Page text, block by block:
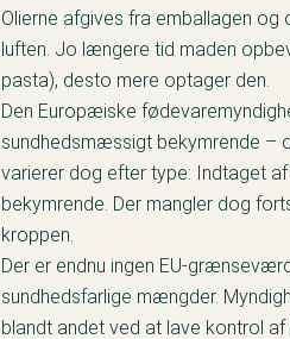
Olierne afgives fra emballagen
luften. Jo længere tid maden
pasta), desto mere optager den.
Den Europæiske
sundhedsmæssigt bekymrende –
varierer dog efter type: Indtaget af
bekymrende. Der mangler dog
kroppen.
Der er endnu ingen EU-
sundhedsfarlige mængder.
blandt andet ved at lave kontrol